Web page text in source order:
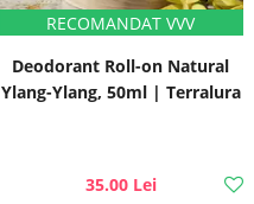
Deodorant Roll-on Natural
Ylang-Ylang, 50ml | Terralura
35.00 Lei